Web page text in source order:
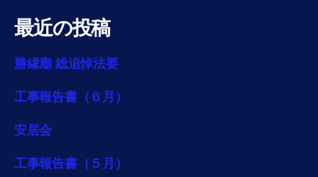
最近の投稿
勝縁廟 総追悼法要
工事報告書（６月）
安居会
工事報告書（５月）